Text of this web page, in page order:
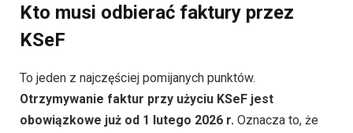
Kto musi odbierać faktury przez
KSeF
To jeden z najczęściej pomijanych punktów.
Otrzymywanie faktur przy użyciu KSeF jest
obowiązkowe już od 1 lutego 2026 r. Oznacza to, że